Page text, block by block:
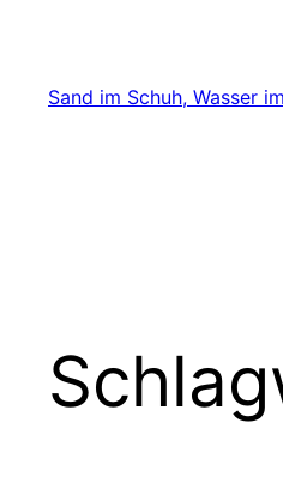
springen
Sand im Schuh, Wasser